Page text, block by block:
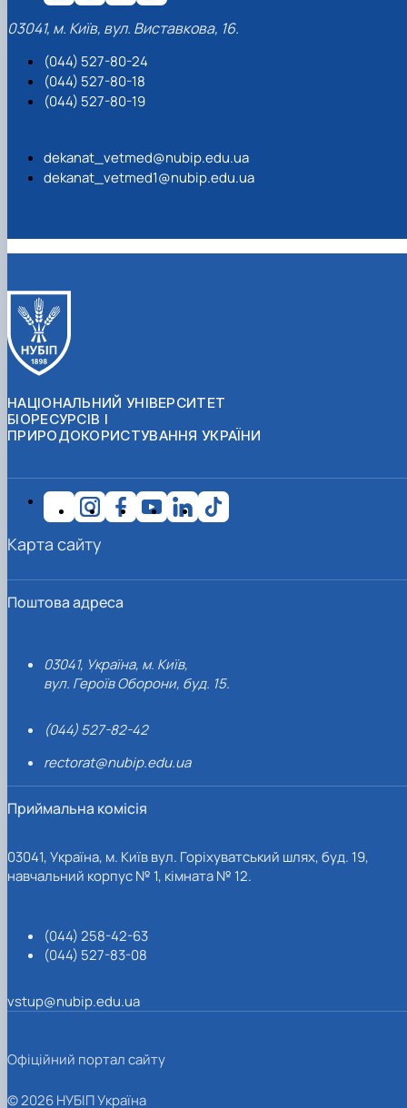
03041, м. Київ, вул. Виставкова, 16.
(044) 527-80-24
(044) 527-80-18
(044) 527-80-19
dekanat_vetmed@nubip.edu.ua
dekanat_vetmed1@nubip.edu.ua
НАЦІОНАЛЬНИЙ УНІВЕРСИТЕТ
БІОРЕСУРСІВ І
ПРИРОДОКОРИСТУВАННЯ УКРАЇНИ
Поштова адреса
03041, Україна, м. Київ,
вул. Героїв Оборони, буд. 15.
(044) 527-82-42
rectorat@nubip.edu.ua
Приймальна комісія
03041, Україна, м. Київ вул. Горіхуватський шлях, буд. 19,
навчальний корпус № 1, кімната № 12.
(044) 258-42-63
(044) 527-83-08
vstup@nubip.edu.ua
Карта сайту
Офіційний портал сайту
© 2026 НУБІП Україна